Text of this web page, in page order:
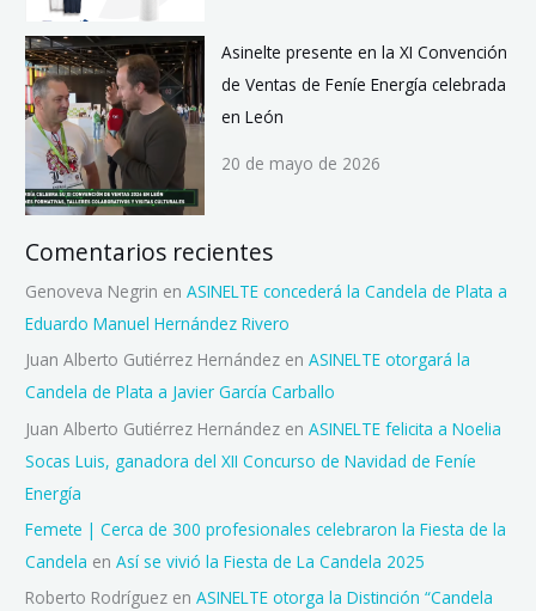
Asinelte presente en la XI Convención
de Ventas de Feníe Energía celebrada
en León
20 de mayo de 2026
Comentarios recientes
Genoveva Negrin enASINELTE concederá la Candela de Plata a
Eduardo Manuel Hernández Rivero
Juan Alberto Gutiérrez Hernández enASINELTE otorgará la
Candela de Plata a Javier García Carballo
Juan Alberto Gutiérrez Hernández enASINELTE felicita a Noelia
Socas Luis, ganadora del XII Concurso de Navidad de Feníe
Energía
Femete | Cerca de 300 profesionales celebraron la Fiesta de la
Candela enAsí se vivió la Fiesta de La Candela 2025
Roberto Rodríguez enASINELTE otorga la Distinción “Candela